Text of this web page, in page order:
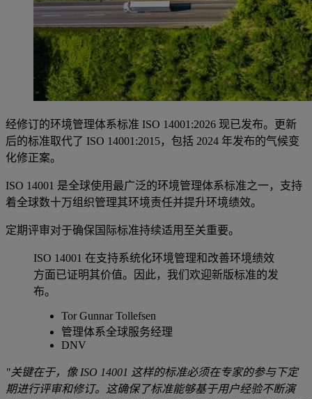
经修订的环境管理体系标准 ISO 14001:2026 现已发布。更新
后的标准取代了 ISO 14001:2015，包括 2024 年发布的气候变
化修正案。
ISO 14001 是全球使用最广泛的环境管理体系标准之一，支持
着全球数十万组织管理其环境责任并提升环境绩效。
定期评审对于确保国际标准持续适用至关重要。
ISO 14001 在支持系统化环境管理和改善环境绩效
方面已证明其价值。因此，我们欢迎新版标准的发
布。
Tor Gunnar Tollefsen
管理体系全球服务经理
DNV
"关键在于，像 ISO 14001 这样的标准必须在专家的参与下定
期进行评审和修订。这确保了标准能够基于用户经验不断演